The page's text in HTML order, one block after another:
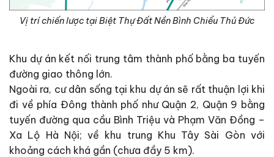
Vị trí chiến lược tại Biệt Thự Đất Nền Bình Chiểu Thủ Đức
Khu dự án kết nối trung tâm thành phố bằng ba tuyến
đường giao thông lớn.
Ngoài ra, cư dân sống tại khu dự án sẽ rất thuận lợi khi
đi về phía Đông thành phố như Quận 2, Quận 9 bằng
tuyến đường qua cầu Bình Triệu và Phạm Văn Đồng –
Xa Lộ Hà Nội; về khu trung Khu Tây Sài Gòn với
khoảng cách khá gần (chưa đầy 5 km).